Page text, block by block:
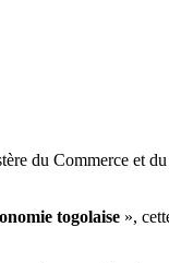
du Commerce et
togolaise »,